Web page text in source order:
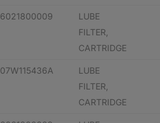
6021800009
LUBE
FILTER,
CARTRIDGE
07W115436A
LUBE
FILTER,
CARTRIDGE